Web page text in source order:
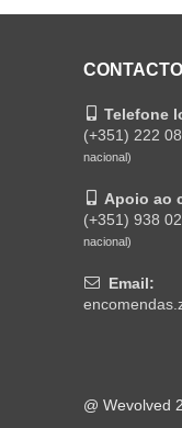
Telefone
(+351) 222
nacional)
Apoio ao
(+351) 938
nacional)
Email:
@ Wevolved